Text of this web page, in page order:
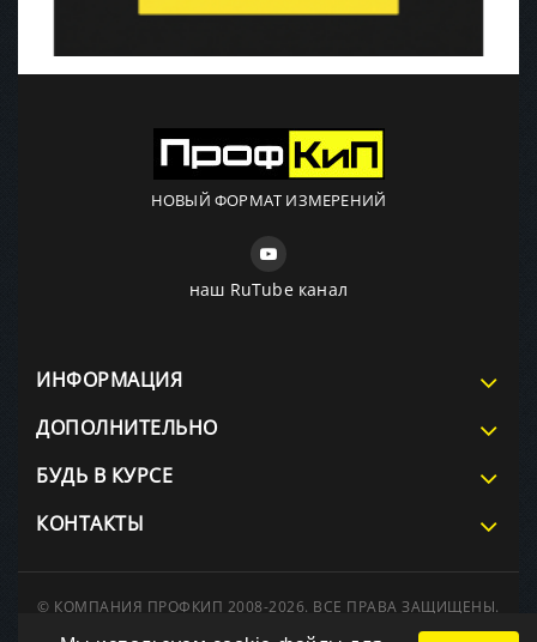
НОВЫЙ ФОРМАТ ИЗМЕРЕНИЙ
наш RuTube канал
ИНФОРМАЦИЯ
ДОПОЛНИТЕЛЬНО
БУДЬ В КУРСЕ
КОНТАКТЫ
© КОМПАНИЯ ПРОФКИП 2008-2026. ВСЕ ПРАВА ЗАЩИЩЕНЫ.
При использовании материалов сайта ссылка на источник